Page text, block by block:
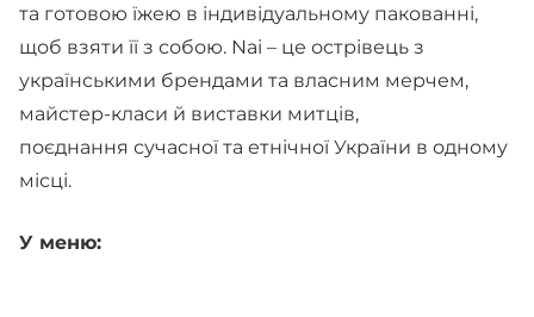
та готовою їжею в індивідуальному пакованні,
щоб взяти її з собою. Nai – це острівець з
українськими брендами та власним мерчем,
майстер-класи й виставки митців,
поєднання сучасної та етнічної України в одному
місці.
У меню: